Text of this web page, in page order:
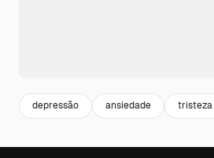
depressão ansiedade tristeza